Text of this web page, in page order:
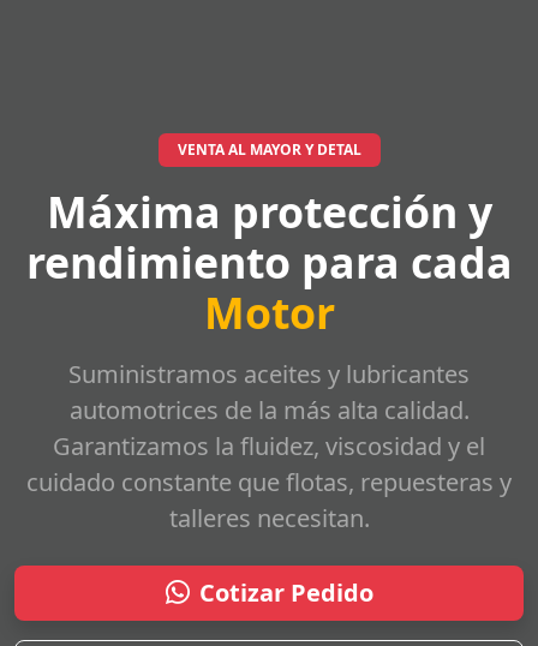
VENTA AL MAYOR Y DETAL
Máxima protección y
rendimiento para cada
Motor
Suministramos aceites y lubricantes
automotrices de la más alta calidad.
Garantizamos la fluidez, viscosidad y el
cuidado constante que flotas, repuesteras y
talleres necesitan.
Cotizar Pedido